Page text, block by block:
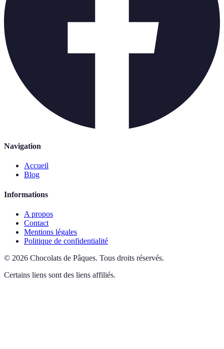
Navigation
Accueil
Blog
Informations
A propos
Contact
Mentions légales
Politique de confidentialité
© 2026 Chocolats de Pâques. Tous droits réservés.
Certains liens sont des liens affiliés.